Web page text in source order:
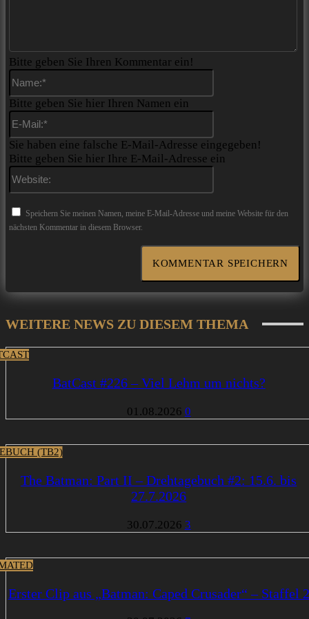
Bitte geben Sie Ihren Kommentar ein!
Bitte geben Sie hier Ihren Namen ein
Sie haben eine falsche E-Mail-Adresse eingegeben!
Bitte geben Sie hier Ihre E-Mail-Adresse ein
Speichern Sie meinen Namen, meine E-Mail-Adresse und meine Website für den
nächsten Kommentar in diesem Browser.
WEITERE NEWS ZU DIESEM THEMA
BatCast #226 – Viel Lehm um nichts?
01.08.2026 0
(TB2)
The Batman: Part II – Drehtagebuch #2: 15.6. bis
27.7.2026
30.07.2026 3
Erster Clip aus „Batman: Caped Crusader“ – Staffel 2